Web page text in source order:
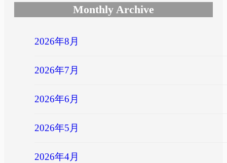
Monthly Archive
2026年8月
2026年7月
2026年6月
2026年5月
2026年4月